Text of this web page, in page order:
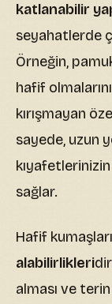
katlanabilir
seyahatlerde
Örneğin,
hafif
kırışmayan
sayede, uzun
sağlar.
Hafif
alabilirlikleri
alması ve